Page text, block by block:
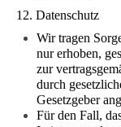
12. Datenschutz
Wir tragen
nur erhoben,
zur
durch
Gesetzgeber
Für den Fall,